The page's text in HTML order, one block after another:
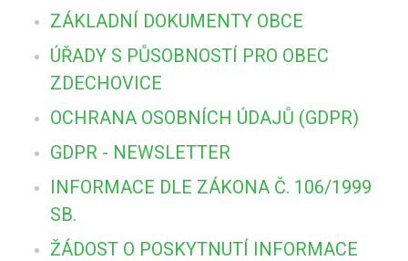
ZÁKLADNÍ DOKUMENTY OBCE
ÚŘADY S PŮSOBNOSTÍ PRO OBEC
ZDECHOVICE
OCHRANA OSOBNÍCH ÚDAJŮ (GDPR)
GDPR - NEWSLETTER
INFORMACE DLE ZÁKONA Č. 106/1999
SB.
ŽÁDOST O POSKYTNUTÍ INFORMACE